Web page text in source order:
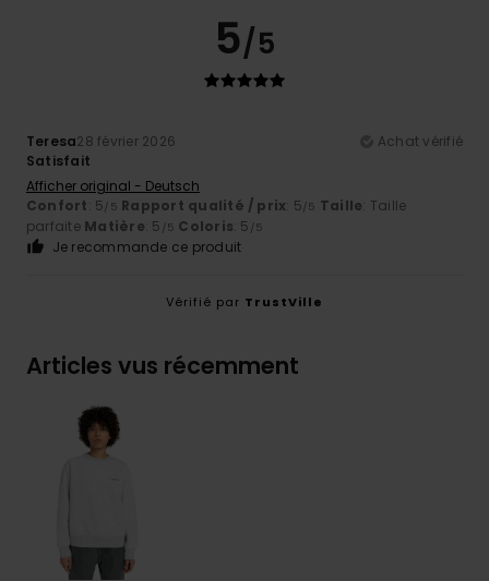
5/5
Teresa28 février 2026
Achat vérifié
Satisfait
Afficher original - Deutsch
Confort: 5/5 Rapport qualité / prix: 5/5 Taille: Taille
parfaite Matière: 5 /5 Coloris: 5 /5
Je recommande ce produit
Vérifié par TrustVille
Articles vus récemment